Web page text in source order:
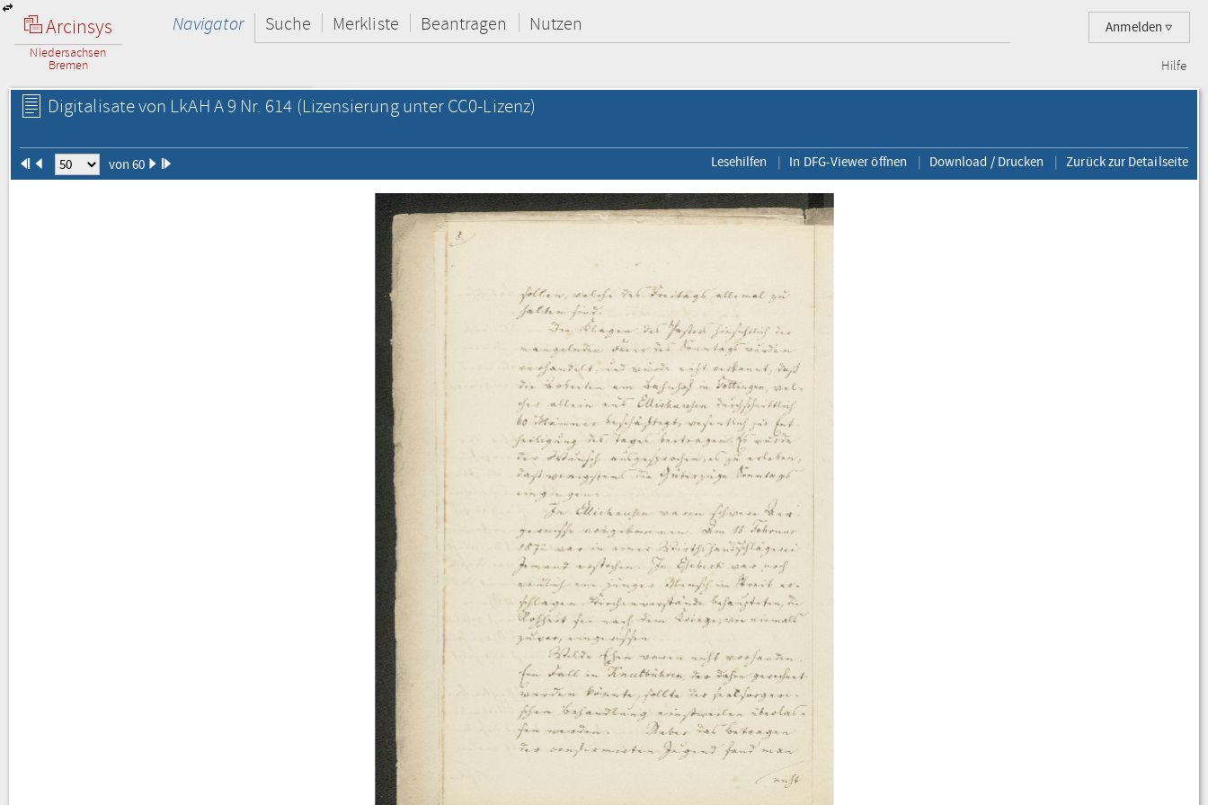
Arcinsys
Niedersachsen
Bremen
Anmelden
Navigator Suche Merkliste Beantragen Nutzen
Hilfe
Digitalisate von LkAH A 9 Nr. 614 (Lizensierung unter CC0-Lizenz)
von 60 Lesehilfen In DFG-Viewer öffnen Download / Drucken Zurück zur Detailseite